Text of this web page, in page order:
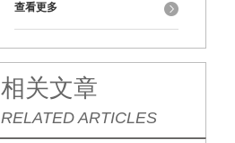
查看更多
相关文章
RELATED ARTICLES